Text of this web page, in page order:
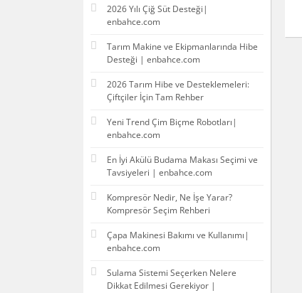
2026 Yılı Çiğ Süt Desteği|
enbahce.com
Tarım Makine ve Ekipmanlarında Hibe
Desteği | enbahce.com
2026 Tarım Hibe ve Desteklemeleri:
Çiftçiler İçin Tam Rehber
Yeni Trend Çim Biçme Robotları|
enbahce.com
En İyi Akülü Budama Makası Seçimi ve
Tavsiyeleri | enbahce.com
Kompresör Nedir, Ne İşe Yarar?
Kompresör Seçim Rehberi
Çapa Makinesi Bakımı ve Kullanımı|
enbahce.com
Sulama Sistemi Seçerken Nelere
Dikkat Edilmesi Gerekiyor |